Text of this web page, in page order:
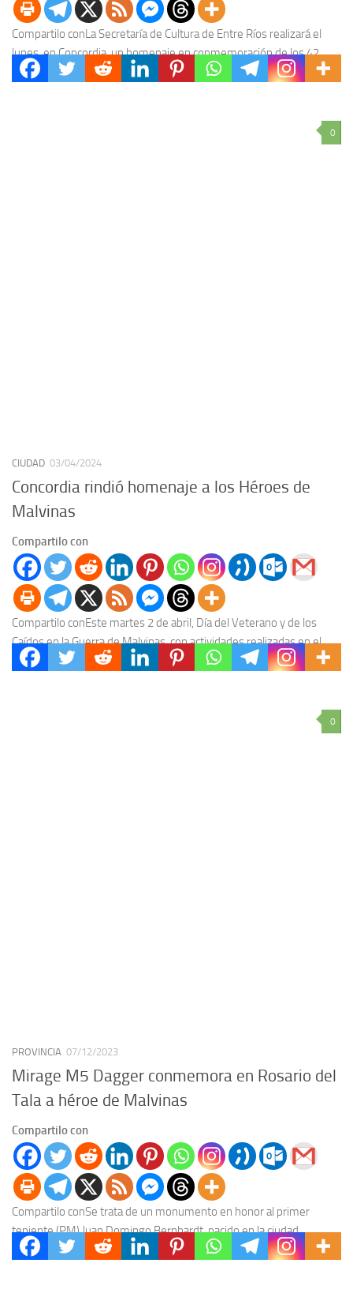
Compartilo conLa Secretaría de Cultura de Entre Ríos realizará el
lunes, en Concordia, un homenaje en conmemoración de los 42
años de la gesta de...
0
CIUDAD 03/04/2024
Concordia rindió homenaje a los Héroes de
Malvinas
Compartilo con
Compartilo conEste martes 2 de abril, Día del Veterano y de los
Caídos en la Guerra de Malvinas, con actividades realizadas en el
Regimiento de...
0
PROVINCIA 07/12/2023
Mirage M5 Dagger conmemora en Rosario del
Tala a héroe de Malvinas
Compartilo con
Compartilo conSe trata de un monumento en honor al primer
teniente (PM) Juan Domingo Bernhardt, nacido en la ciudad
entrerriana. El 5 de diciembre en...